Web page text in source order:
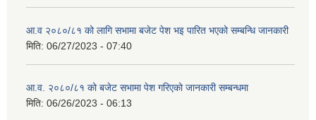
आ.व २०८०/८१ को लागि सभामा बजेट पेश भइ पारित भएको सम्बन्धि जानकारी
मिति: 06/27/2023 - 07:40
आ.व. २०८०/८१ को बजेट सभामा पेश गरिएको जानकारी सम्बन्धमा
मिति: 06/26/2023 - 06:13